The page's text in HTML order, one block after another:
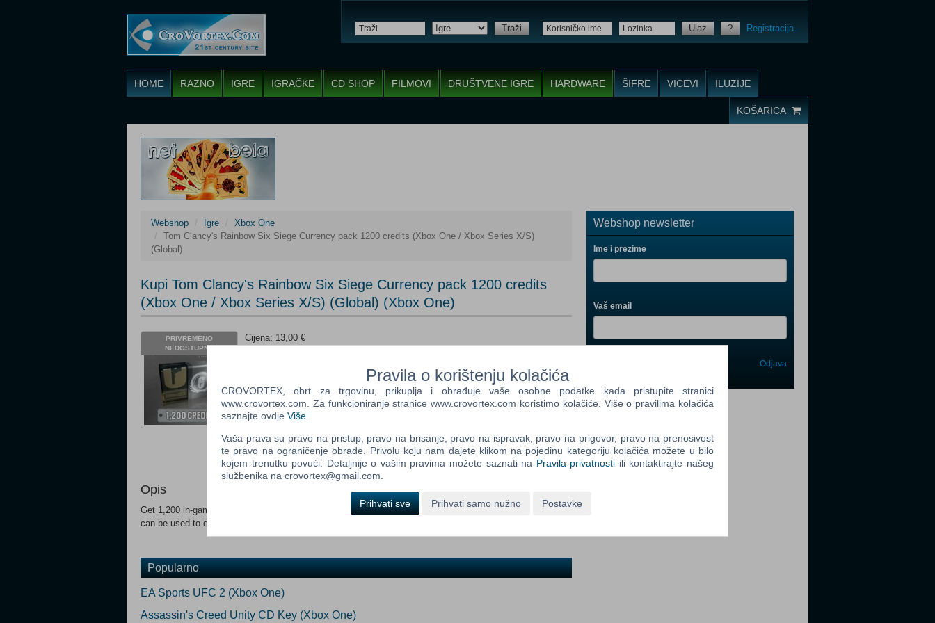
Traži Ulaz ? Registracija
HOME RAZNO IGRE IGRAČKE CD SHOP FILMOVI DRUŠTVENE IGRE HARDWARE ŠIFRE VICEVI ILUZIJE
KOŠARICA
Webshop Igre
Xbox One
Tom Clancy's Rainbow Six Siege Currency pack 1200 credits (Xbox One / Xbox Series X/S)
(Global)
Kupi Tom Clancy's Rainbow Six Siege Currency pack 1200 credits
(Xbox One / Xbox Series X/S) (Global) (Xbox One)
PRIVREMENO
NEDOSTUPNO
Cijena: 13,00 €
Ocijeni
Obavijesti me kada proizvod postane dostupan:
Email: Prijavi me
Opis
Get 1,200 in-game Credits for Tom Clancy’s Rainbow Six Siege. R6 Credits are an in-game currency that
can be used to obtain in-game content such as the Battle Pass, operators, and cosmetic items.
Popularno
EA Sports UFC 2 (Xbox One)
Assassin's Creed Unity CD Key (Xbox One)
Webshop newsletter
Ime i prezime
Vaš email
One
Newsletter
Control
Odjava
Pravila o korištenju kolačića
CROVORTEX, obrt za trgovinu, prikuplja i obrađuje vaše osobne podatke kada pristupite stranici
www.crovortex.com. Za funkcioniranje stranice www.crovortex.com koristimo kolačiće. Više o pravilima kolačića
saznajte ovdje Više
Vaša prava su pravo na pristup, pravo na brisanje, pravo na ispravak, pravo na prigovor, pravo na prenosivost
te pravo na ograničenje obrade. Privolu koju nam dajete klikom na pojedinu kategoriju kolačića možete u bilo
kojem trenutku povući. Detaljnije o vašim pravima možete saznati na Pravila privatnosti ili kontaktirajte našeg
službenika na crovortex@gmail.com.
Prihvati sve Prihvati samo nužno Postavke